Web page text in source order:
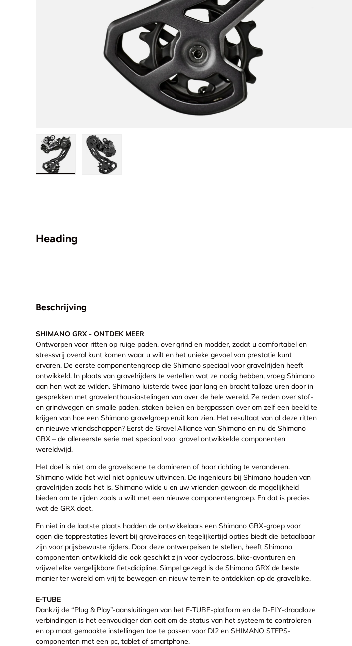
Heading
Beschrijving
SHIMANO GRX - ONTDEK MEER
Ontworpen voor ritten op ruige paden, over grind en modder, zodat u comfortabel en
stressvrij overal kunt komen waar u wilt en het unieke gevoel van prestatie kunt
ervaren. De eerste componentengroep die Shimano speciaal voor gravelrijden heeft
ontwikkeld. In plaats van gravelrijders te vertellen wat ze nodig hebben, vroeg Shimano
aan hen wat ze wilden. Shimano luisterde twee jaar lang en bracht talloze uren door in
gesprekken met gravelenthousiastelingen van over de hele wereld. Ze reden over stof-
en grindwegen en smalle paden, staken beken en bergpassen over om zelf een beeld te
krijgen van hoe een Shimano gravelgroep eruit kan zien. Het resultaat van al deze ritten
en nieuwe vriendschappen? Eerst de Gravel Alliance van Shimano en nu de Shimano
GRX – de allereerste serie met speciaal voor gravel ontwikkelde componenten
wereldwijd.
Het doel is niet om de gravelscene te domineren of haar richting te veranderen.
Shimano wilde het wiel niet opnieuw uitvinden. De ingenieurs bij Shimano houden van
gravelrijden zoals het is. Shimano wilde u en uw vrienden gewoon de mogelijkheid
bieden om te rijden zoals u wilt met een nieuwe componentengroep. En dat is precies
wat de GRX doet.
En niet in de laatste plaats hadden de ontwikkelaars een Shimano GRX-groep voor
ogen die topprestaties levert bij gravelraces en tegelijkertijd opties biedt die betaalbaar
zijn voor prijsbewuste rijders. Door deze ontwerpeisen te stellen, heeft Shimano
componenten ontwikkeld die ook geschikt zijn voor cyclocross, bike-avonturen en
vrijwel elke vergelijkbare fietsdicipline. Simpel gezegd is de Shimano GRX de beste
manier ter wereld om vrij te bewegen en nieuw terrein te ontdekken op de gravelbike.
E-TUBE
Dankzij de “Plug & Play”-aansluitingen van het E-TUBE-platform en de D-FLY-draadloze
verbindingen is het eenvoudiger dan ooit om de status van het systeem te controleren
en op maat gemaakte instellingen toe te passen voor DI2 en SHIMANO STEPS-
componenten met een pc, tablet of smartphone.